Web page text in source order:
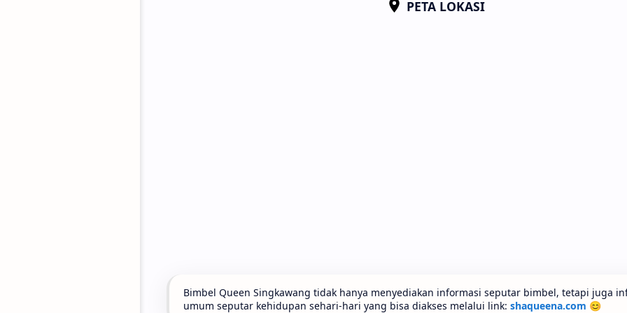
PETA LOKASI
Bimbel Queen Singkawang tidak hanya menyediakan informasi seputar bimbel, tetapi juga
umum seputar kehidupan sehari-hari yang bisa diakses melalui link: shaqueena.com 😊